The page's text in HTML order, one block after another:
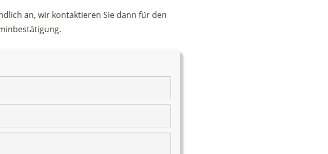
an, wir kontaktieren Sie dann für den